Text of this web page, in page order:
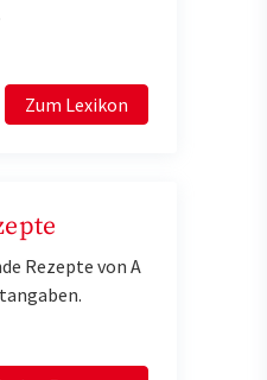
Zum Lexikon
Rezepte von A